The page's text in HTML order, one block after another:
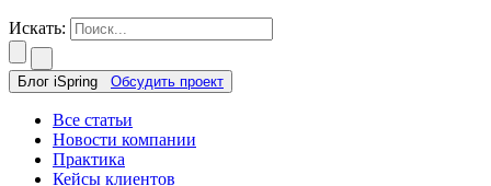
Искать:
Блог iSpring Обсудить проект
Все статьи
Новости компании
Практика
Кейсы клиентов